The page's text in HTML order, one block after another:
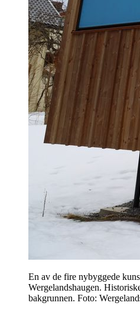
En av de fire nybyggede
Wergelandshaugen.
bakgrunnen. Foto: